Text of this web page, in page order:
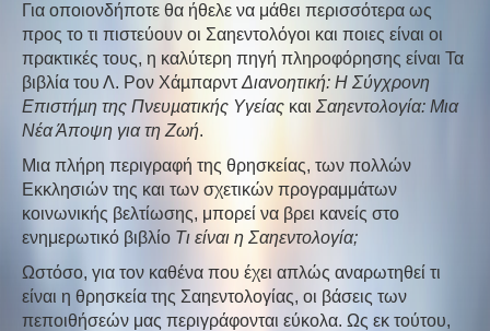
Για οποιονδήποτε θα ήθελε να μάθει περισσότερα ως
προς το τι πιστεύουν οι Σαηεντολόγοι και ποιες είναι οι
πρακτικές τους, η καλύτερη πηγή πληροφόρησης είναι Τα
βιβλία του Λ. Ρον ΧάµπαρντΔιανοητική: Η Σύγχρονη
Επιστήµη της Πνευµατικής Υγείας και Σαηεντολογία: Μια
Νέα Άποψη για τη Ζωή.
Μια πλήρη περιγραφή της θρησκείας, των πολλών
Εκκλησιών της και των σχετικών προγραμμάτων
κοινωνικής βελτίωσης, μπορεί να βρει κανείς στο
ενημερωτικό βιβλίο Τι είναι η Σαηεντολογία;
Ωστόσο, για τον καθένα που έχει απλώς αναρωτηθεί τι
είναι η θρησκεία της Σαηεντολογίας, οι βάσεις των
πεποιθήσεών μας περιγράφονται εύκολα. Ως εκ τούτου,